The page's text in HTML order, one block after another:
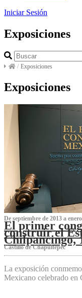
Iniciar Sesión
Exposiciones
/ Exposiciones
Exposiciones
De septiembre de 2013 a
El primer
construir el
Chilpancingo,
Castillo de Chapultepec
La exposición
Mexicano celebrado